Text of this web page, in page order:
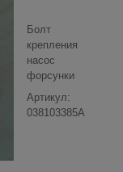
Болт
крепления
насос
форсунки
Артикул:
038103385A